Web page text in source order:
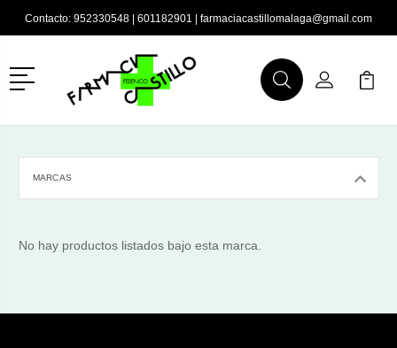
Contacto: 952330548 | 601182901 | farmaciacastillomalaga@gmail.com
Menú
BuscarMi Cuenta
Mi
MARCAS
No hay productos listados bajo esta marca.